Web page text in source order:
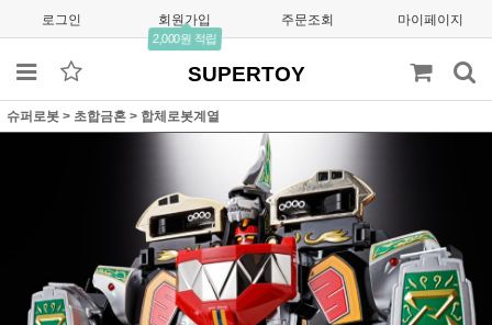
로그인 회원가입
2,000원 적립
주문조회 마이페이지
SUPERTOY
슈퍼로봇 > 초합금혼 > 합체로봇계열